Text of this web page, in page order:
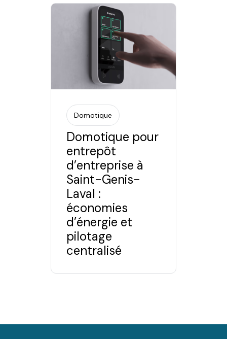
Domotique
Domotique pour
entrepôt
d’entreprise à
Saint-Genis-
Laval :
économies
d’énergie et
pilotage
centralisé